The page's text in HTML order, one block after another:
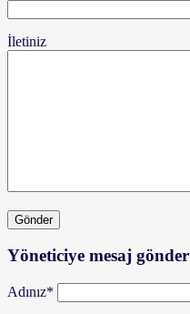
İletiniz
Yöneticiye mesaj gönder
Adınız*